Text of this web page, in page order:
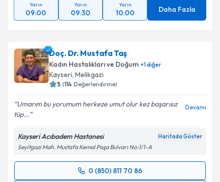
Yarın
09:00
Yarın
09:30
Yarın
10:00 Daha Fazla
Doç. Dr. Mustafa Taş
Kadın Hastalıkları ve Doğum +1diğer
Kayseri, Melikgazi
5 (114 Değerlendirme)
Umarım bu yorumum herkeze umut olur kez başarısız
tüp...
Devamı
Kayseri Acıbadem Hastanesi Haritada Göster
Seyitgazi Mah. Mustafa Kemal Paşa Bulvarı No:1/1-A
0 (850) 811 70 86
Randevu Takvimi Talebi